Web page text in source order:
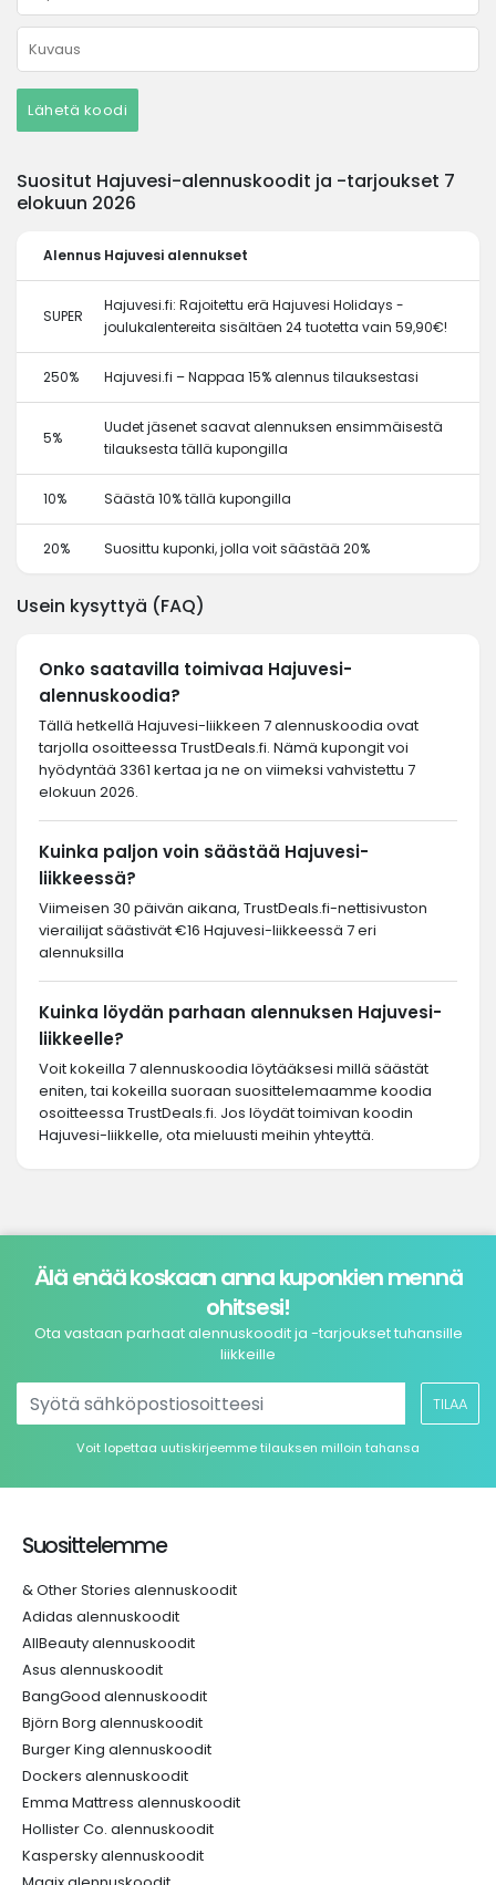
Lähetä koodi
Suositut Hajuvesi-alennuskoodit ja -tarjoukset 7
elokuun 2026
Alennus Hajuvesi alennukset
SUPER
Hajuvesi.fi: Rajoitettu erä Hajuvesi Holidays -
joulukalentereita sisältäen 24 tuotetta vain 59,90€!
250% Hajuvesi.fi – Nappaa 15% alennus tilauksestasi
5%
Uudet jäsenet saavat alennuksen ensimmäisestä
tilauksesta tällä kupongilla
10% Säästä 10% tällä kupongilla
20% Suosittu kuponki, jolla voit säästää 20%
Usein kysyttyä (FAQ)
Onko saatavilla toimivaa Hajuvesi-
alennuskoodia?
Tällä hetkellä Hajuvesi-liikkeen 7 alennuskoodia ovat
tarjolla osoitteessa TrustDeals.fi. Nämä kupongit voi
hyödyntää 3361 kertaa ja ne on viimeksi vahvistettu 7
elokuun 2026.
Kuinka paljon voin säästää Hajuvesi-
liikkeessä?
Viimeisen 30 päivän aikana, TrustDeals.fi-nettisivuston
vierailijat säästivät €16 Hajuvesi-liikkeessä 7 eri
alennuksilla
Kuinka löydän parhaan alennuksen Hajuvesi-
liikkeelle?
Voit kokeilla 7 alennuskoodia löytääksesi millä säästät
eniten, tai kokeilla suoraan suosittelemaamme koodia
osoitteessa TrustDeals.fi. Jos löydät toimivan koodin
Hajuvesi-liikkelle, ota mieluusti meihin yhteyttä.
Älä enää koskaan anna kuponkien mennä
ohitsesi!
Ota vastaan parhaat alennuskoodit ja -tarjoukset tuhansille
liikkeille
TILAA
Voit lopettaa uutiskirjeemme tilauksen milloin tahansa
Suosittelemme
& Other Stories alennuskoodit
Adidas alennuskoodit
AllBeauty alennuskoodit
Asus alennuskoodit
BangGood alennuskoodit
Björn Borg alennuskoodit
Burger King alennuskoodit
Dockers alennuskoodit
Emma Mattress alennuskoodit
Hollister Co. alennuskoodit
Kaspersky alennuskoodit